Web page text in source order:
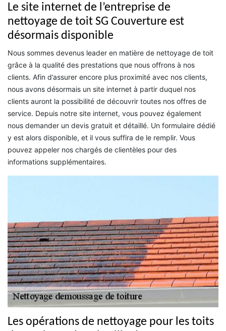
Le site internet de l’entreprise de
nettoyage de toit SG Couverture est
désormais disponible
Nous sommes devenus leader en matière de nettoyage de toit
grâce à la qualité des prestations que nous offrons à nos
clients. Afin d’assurer encore plus proximité avec nos clients,
nous avons désormais un site internet à partir duquel nos
clients auront la possibilité de découvrir toutes nos offres de
service. Depuis notre site internet, vous pouvez également
nous demander un devis gratuit et détaillé. Un formulaire dédié
y est alors disponible, et il vous suffira de le remplir. Vous
pouvez appeler nos chargés de clientèles pour des
informations supplémentaires.
Les opérations de nettoyage pour les toits